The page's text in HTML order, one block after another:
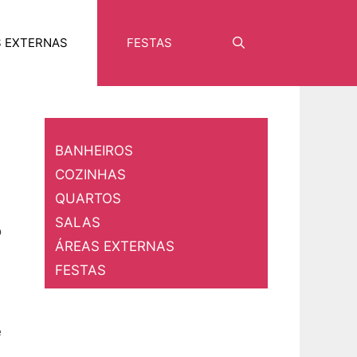
EXTERNAS FESTAS
BANHEIROS
COZINHAS
QUARTOS
SALAS
ÁREAS EXTERNAS
FESTAS